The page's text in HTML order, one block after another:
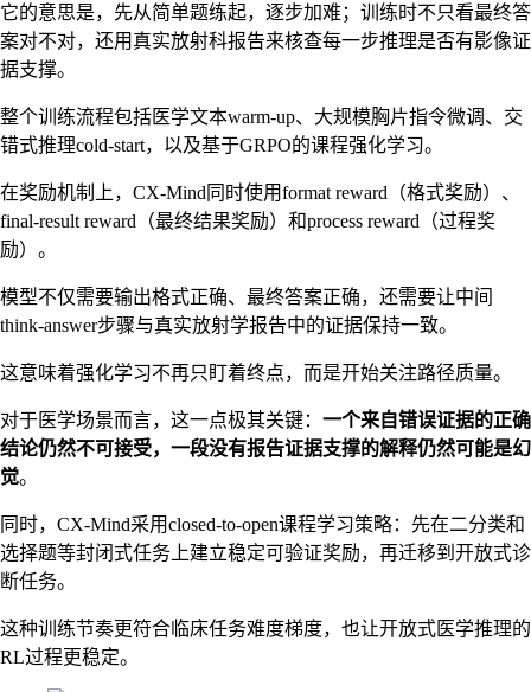
它的意思是，先从简单题练起，逐步加难；训练时不只看最终答
案对不对，还用真实放射科报告来核查每一步推理是否有影像证
据支撑。
整个训练流程包括医学文本warm-up、大规模胸片指令微调、交
错式推理cold-start，以及基于GRPO的课程强化学习。
在奖励机制上，CX-Mind同时使用format reward（格式奖励）、
final-result reward（最终结果奖励）和process reward（过程奖
励）。
模型不仅需要输出格式正确、最终答案正确，还需要让中间
think-answer步骤与真实放射学报告中的证据保持一致。
这意味着强化学习不再只盯着终点，而是开始关注路径质量。
对于医学场景而言，这一点极其关键： 一个来自错误证据的正确
结论仍然不可接受，一段没有报告证据支撑的解释仍然可能是幻
觉。
同时，CX-Mind采用closed-to-open课程学习策略：先在二分类和
选择题等封闭式任务上建立稳定可验证奖励，再迁移到开放式诊
断任务。
这种训练节奏更符合临床任务难度梯度，也让开放式医学推理的
RL过程更稳定。